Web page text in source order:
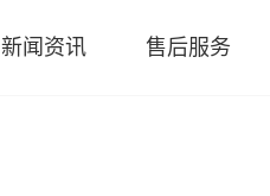
新闻资讯 售后服务